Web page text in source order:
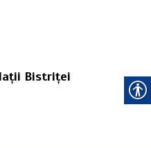
Bistriței